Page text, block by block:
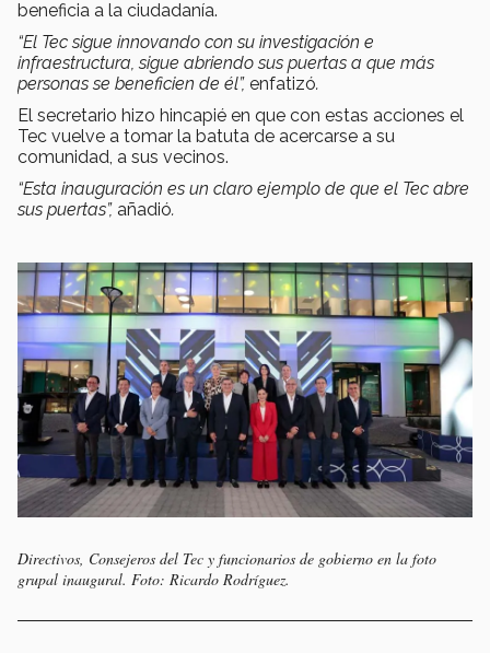
beneficia a la ciudadanía.
“El Tec sigue innovando con su investigación e
infraestructura, sigue abriendo sus puertas a que más
personas se beneficien de él”, enfatizó.
El secretario hizo hincapié en que con estas acciones el
Tec vuelve a tomar la batuta de acercarse a su
comunidad, a sus vecinos.
“Esta inauguración es un claro ejemplo de que el Tec abre
sus puertas”, añadió.
Directivos, Consejeros del Tec y funcionarios de gobierno en la foto
grupal inaugural. Foto: Ricardo Rodríguez.